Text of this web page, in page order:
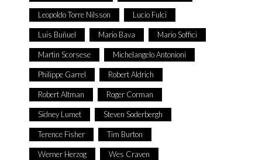
Leopoldo Torre Nilsson Lucio Fulci
Luis Buñuel Mario Bava Mario Soffici
Martin Scorsese Michelangelo Antonioni
Philippe Garrel Robert Aldrich
Robert Altman Roger Corman
Sidney Lumet Steven Soderbergh
Terence Fisher Tim Burton
Werner Herzog Wes Craven